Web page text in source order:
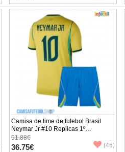
Camisa de time de futebol Brasil
Neymar Jr #10 Replicas 1º
Equipamento Infantil Mundo 2026
Manga Curta (+ Calças curtas)
91.88€
36.75€ (45)